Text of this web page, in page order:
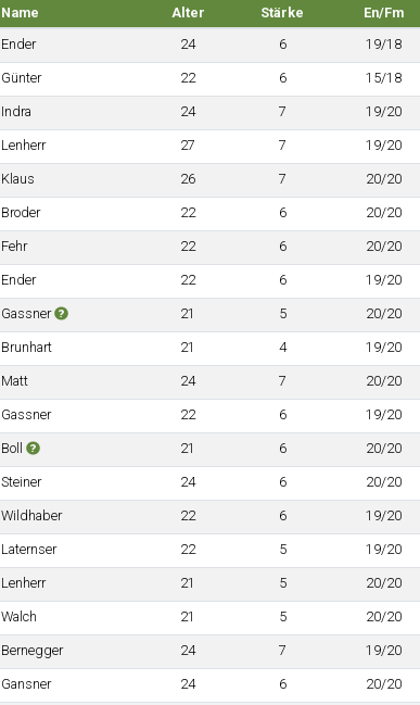
Name Alter Stärke En/Fm
Ender 24 6 19/18
Günter 22 6 15/18
Indra 24 7 19/20
Lenherr 27 7 19/20
Klaus 26 7 20/20
Broder 22 6 20/20
Fehr 22 6 20/20
Ender 22 6 19/20
Gassner 21 5 20/20
Brunhart 21 4 19/20
Matt 24 7 20/20
Gassner 22 6 19/20
Boll 21 6 20/20
Steiner 24 6 20/20
Wildhaber 22 6 19/20
Laternser 22 5 19/20
Lenherr 21 5 20/20
Walch 21 5 20/20
Bernegger 24 7 19/20
Gansner 24 6 20/20